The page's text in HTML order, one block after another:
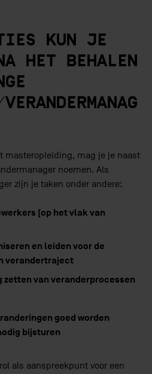
KUN JE
HET BEHALEN
masteropleiding, mag je je naast
noemen. Als
zijn je taken onder andere:
(op het vlak van
en leiden voor de
verandertraject
zetten van veranderprocessen
goed worden
bijsturen
als aanspreekpunt voor een